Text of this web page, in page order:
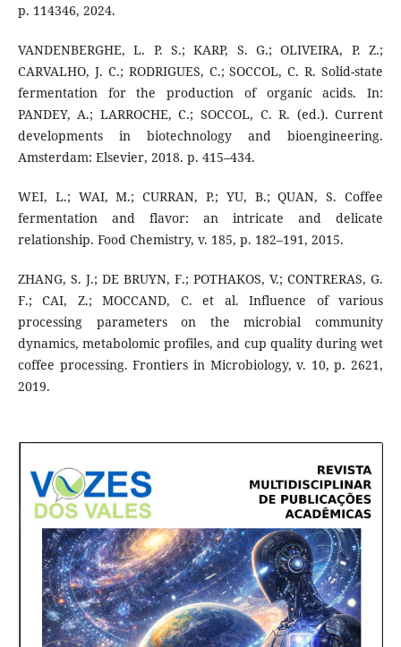
p. 114346, 2024.
VANDENBERGHE, L. P. S.; KARP, S. G.; OLIVEIRA, P. Z.;
CARVALHO, J. C.; RODRIGUES, C.; SOCCOL, C. R. Solid-state
fermentation for the production of organic acids. In:
PANDEY, A.; LARROCHE, C.; SOCCOL, C. R. (ed.). Current
developments in biotechnology and bioengineering.
Amsterdam: Elsevier, 2018. p. 415–434.
WEI, L.; WAI, M.; CURRAN, P.; YU, B.; QUAN, S. Coffee
fermentation and flavor: an intricate and delicate
relationship. Food Chemistry, v. 185, p. 182–191, 2015.
ZHANG, S. J.; DE BRUYN, F.; POTHAKOS, V.; CONTRERAS, G.
F.; CAI, Z.; MOCCAND, C. et al. Influence of various
processing parameters on the microbial community
dynamics, metabolomic profiles, and cup quality during wet
coffee processing. Frontiers in Microbiology, v. 10, p. 2621,
2019.